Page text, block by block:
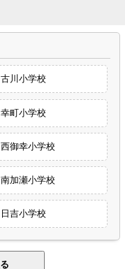
古川小学校
幸町小学校
西御幸小学校
南加瀬小学校
日吉小学校